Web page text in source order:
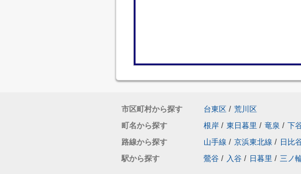
市区町村から探す 台東区 / 荒川区
町名から探す
根岸 / 東日暮里 / 竜泉 / 下
路線から探す
山手線 / 京浜東北線 / 日比
駅から探す
鶯谷 / 入谷 / 日暮里 / 三ノ